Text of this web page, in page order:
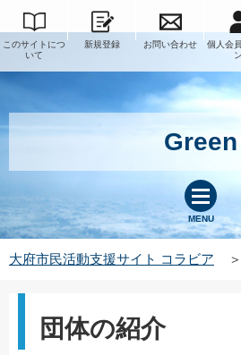
このサイトにつ
いて
新規登録 お問い合わせ
個人会
ン
Green
MENU
大府市民活動支援サイト コラビア ＞
団体の紹介